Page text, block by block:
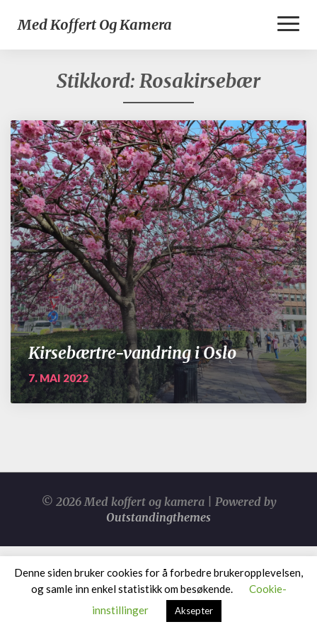
Med Koffert Og Kamera
Stikkord: Rosakirsebær
Kirsebærtre-vandring i Oslo
7. MAI 2022
© 2026 Med koffert og kamera | Powered by
Outstandingthemes
Denne siden bruker cookies for å forbedre brukeropplevelsen,
og samle inn enkel statistikk om besøkende.
Cookie-
innstillinger
Aksepter